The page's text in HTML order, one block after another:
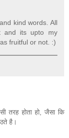
kind words. All
and its upto my
fruitful or not. :)
तरह होता हो, जैसा कि
है।